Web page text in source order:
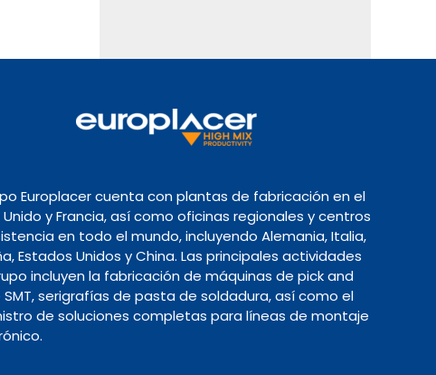
Europlacer cuenta con plantas de fabricación en el
Unido y Francia, así como oficinas regionales y centros
en todo el mundo, incluyendo Alemania, Italia,
Estados Unidos y China. Las principales actividades
incluyen la fabricación de máquinas de pick and
serigrafías de pasta de soldadura, así como el
de soluciones completas para líneas de montaje